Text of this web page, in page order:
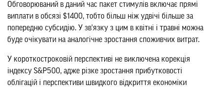
Обговорюваний в даний час пакет стимулів включає прямі
виплати в обсязі $1400, тобто більш ніж удвічі більше за
попередню субсидію. У зв'язку з цим в квітні і травні можна
буде очікувати на аналогічне зростання споживчих витрат.
У короткостроковій перспективі не виключена корекція
індексу S&P500, адже різке зростання прибутковості
облігацій і перспективи швидкого відкриття економіки